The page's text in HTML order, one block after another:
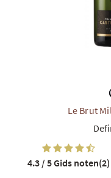
Le Brut
4.3 / 5Gids noten(2)